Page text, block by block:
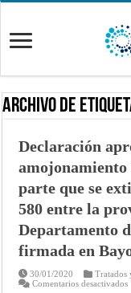
Archivo de
Declaración
parte que se
580 entre la
Departamento
firmada en
30/01/2020 Tratados
Comentarios desactivadosen